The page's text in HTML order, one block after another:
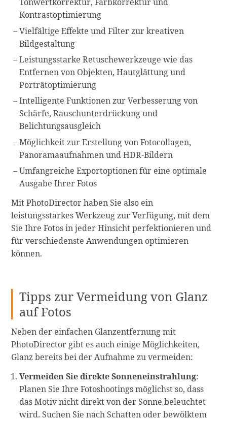
Kontrastoptimierung
Vielfältige Effekte und Filter zur kreativen
Bildgestaltung
Leistungsstarke Retuschewerkzeuge wie das
Entfernen von Objekten, Hautglättung und
Porträtoptimierung
Intelligente Funktionen zur Verbesserung von
Schärfe, Rauschunterdrückung und
Belichtungsausgleich
Möglichkeit zur Erstellung von Fotocollagen,
Panoramaaufnahmen und HDR-Bildern
Umfangreiche Exportoptionen für eine optimale
Ausgabe Ihrer Fotos
Mit PhotoDirector haben Sie also ein
leistungsstarkes Werkzeug zur Verfügung, mit dem
Sie Ihre Fotos in jeder Hinsicht perfektionieren und
für verschiedenste Anwendungen optimieren
können.
Tipps zur Vermeidung von Glanz
auf Fotos
Neben der einfachen Glanzentfernung mit
PhotoDirector gibt es auch einige Möglichkeiten,
Glanz bereits bei der Aufnahme zu vermeiden:
Vermeiden Sie direkte Sonneneinstrahlung:
Planen Sie Ihre Fotoshootings möglichst so, dass
das Motiv nicht direkt von der Sonne beleuchtet
wird. Suchen Sie nach Schatten oder bewölktem